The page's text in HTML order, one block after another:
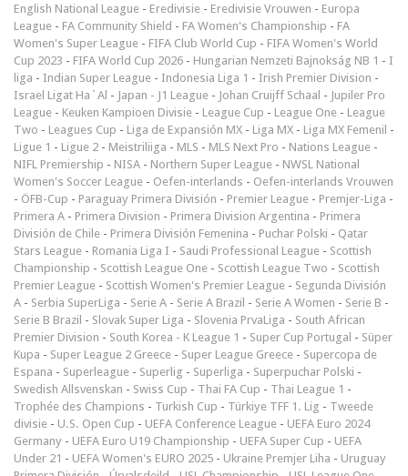
English National League - Eredivisie - Eredivisie Vrouwen - Europa
League - FA Community Shield - FA Women's Championship - FA
Women's Super League - FIFA Club World Cup - FIFA Women's World
Cup 2023 - FIFA World Cup 2026 - Hungarian Nemzeti Bajnokság NB 1 - I
liga - Indian Super League - Indonesia Liga 1 - Irish Premier Division -
Israel Ligat Ha`Al - Japan - J1 League - Johan Cruijff Schaal - Jupiler Pro
League - Keuken Kampioen Divisie - League Cup - League One - League
Two - Leagues Cup - Liga de Expansión MX - Liga MX - Liga MX Femenil -
Ligue 1 - Ligue 2 - Meistriliiga - MLS - MLS Next Pro - Nations League -
NIFL Premiership - NISA - Northern Super League - NWSL National
Women's Soccer League - Oefen-interlands - Oefen-interlands Vrouwen
- ÖFB-Cup - Paraguay Primera División - Premier League - Premjer-Liga -
Primera A - Primera Division - Primera Division Argentina - Primera
División de Chile - Primera División Femenina - Puchar Polski - Qatar
Stars League - Romania Liga I - Saudi Professional League - Scottish
Championship - Scottish League One - Scottish League Two - Scottish
Premier League - Scottish Women's Premier League - Segunda División
A - Serbia SuperLiga - Serie A - Serie A Brazil - Serie A Women - Serie B -
Serie B Brazil - Slovak Super Liga - Slovenia PrvaLiga - South African
Premier Division - South Korea - K League 1 - Super Cup Portugal - Süper
Kupa - Super League 2 Greece - Super League Greece - Supercopa de
Espana - Superleague - Superlig - Superliga - Superpuchar Polski -
Swedish Allsvenskan - Swiss Cup - Thai FA Cup - Thai League 1 -
Trophée des Champions - Turkish Cup - Türkiye TFF 1. Lig - Tweede
divisie - U.S. Open Cup - UEFA Conference League - UEFA Euro 2024
Germany - UEFA Euro U19 Championship - UEFA Super Cup - UEFA
Under 21 - UEFA Women's EURO 2025 - Ukraine Premjer Liha - Uruguay